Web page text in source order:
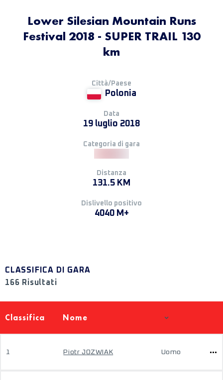
Lower Silesian Mountain Runs
Festival 2018 - SUPER TRAIL 130
km
Città/Paese
Polonia
Data
19 luglio 2018
Categoria di gara
Distanza
131.5 KM
Dislivello positivo
4040 M+
CLASSIFICA DI GARA
166 Risultati
Classifica Nome
1 Piotr JOZWIAK Uomo